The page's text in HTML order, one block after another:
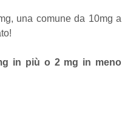
una comune da 10mg a
in più o 2 mg in meno